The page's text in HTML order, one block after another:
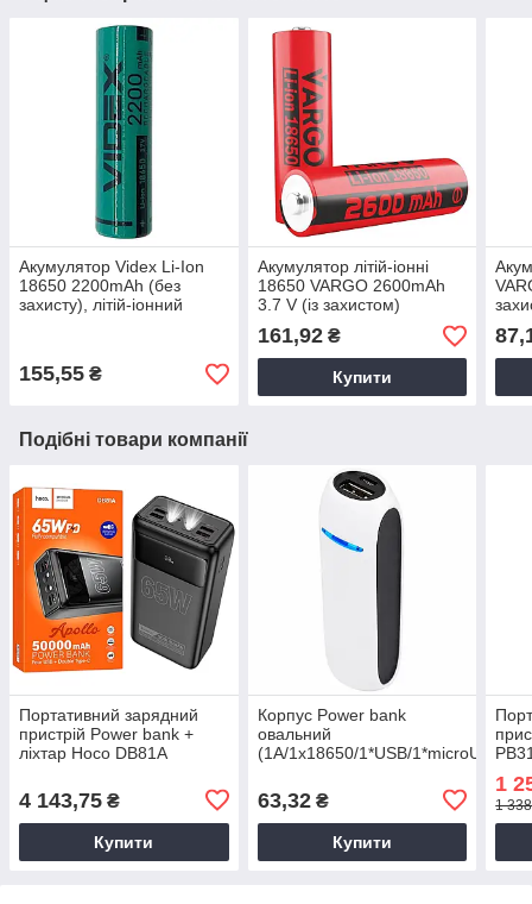
Акумулятор Videx Li-Ion
18650 2200mAh (без
захисту), літій-іонний
155,55 ₴
Акумулятор літій-іонні
18650 VARGO 2600mAh
3.7 V (із захистом)
(111882)
161,92₴
Купити
Подібні товари компанії
Портативний зарядний
пристрій Power bank +
ліхтар Hoco DB81A
чорний, Зовнішній
акумулятор
4 143,75 ₴
Купити
Корпус Power bank
овальний
(1A/1х18650/1*USB/1*microUSB)
саморобного повербанка,
корпус для акумулятора
63,32₴
Купити
1
1